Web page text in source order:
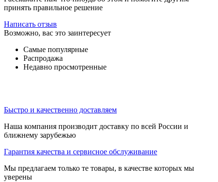
принять правильное решение
Написать отзыв
Возможно, вас это заинтересует
Самые популярные
Распродажа
Недавно просмотренные
Быстро и качественно доставляем
Наша компания производит доставку по всей России и
ближнему зарубежью
Гарантия качества и сервисное обслуживание
Мы предлагаем только те товары, в качестве которых мы
уверены